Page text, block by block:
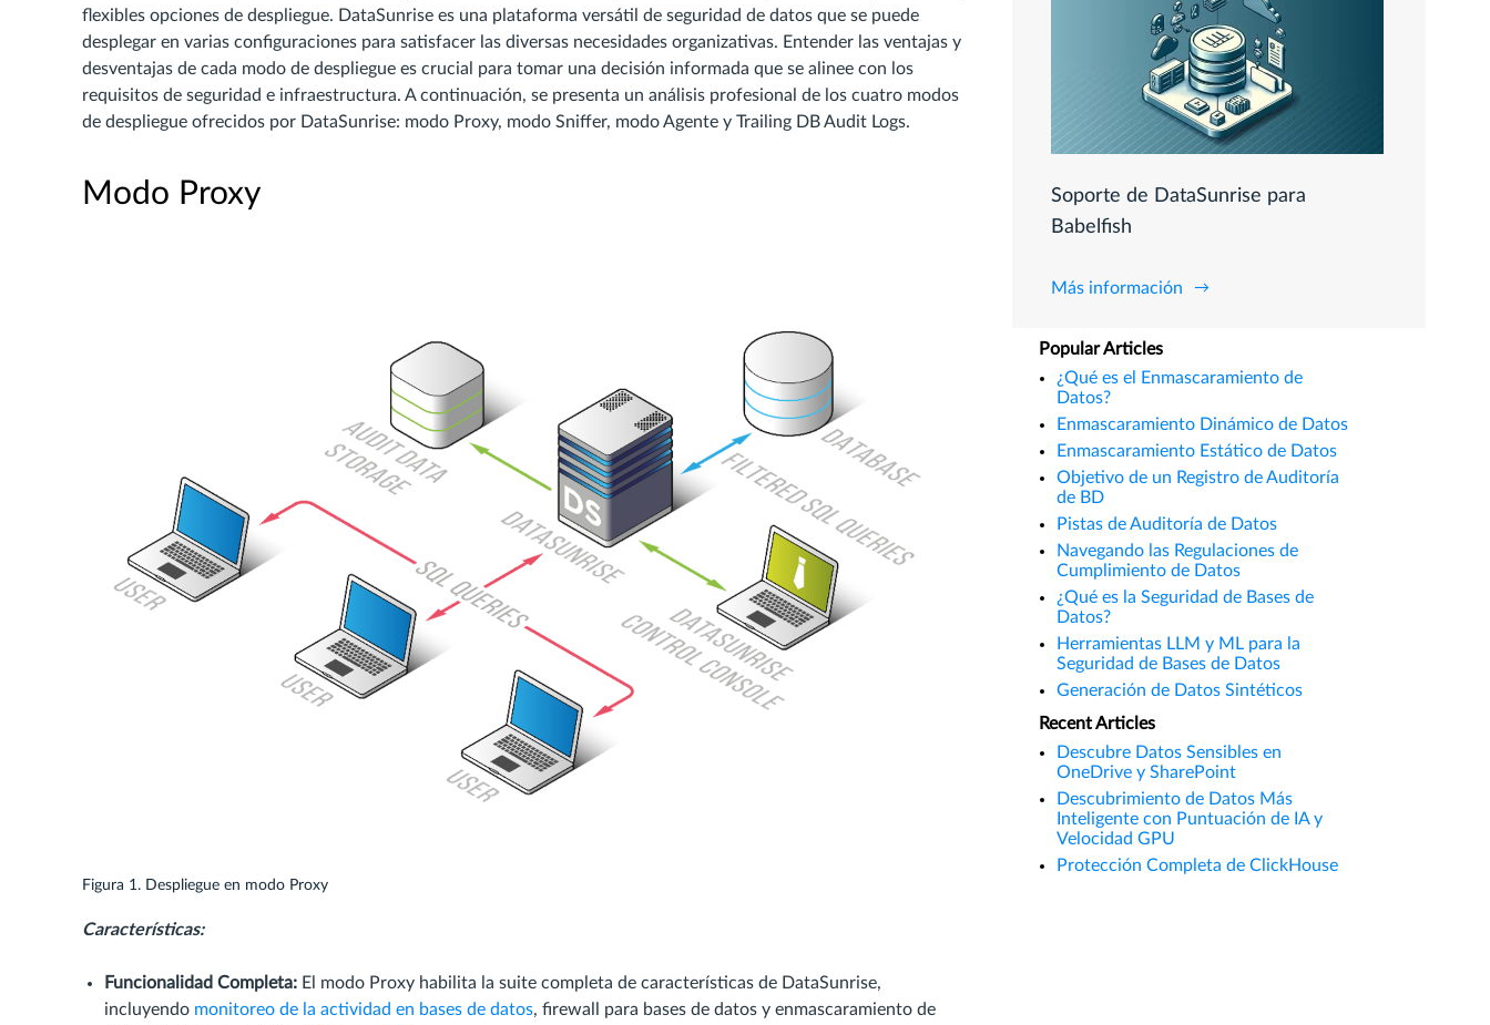
flexibles opciones de despliegue. DataSunrise es una plataforma versátil de seguridad de datos que se puede
desplegar en varias configuraciones para satisfacer las diversas necesidades organizativas. Entender las ventajas y
desventajas de cada modo de despliegue es crucial para tomar una decisión informada que se alinee con los
requisitos de seguridad e infraestructura. A continuación, se presenta un análisis profesional de los cuatro modos
de despliegue ofrecidos por DataSunrise: modo Proxy, modo Sniffer, modo Agente y Trailing DB Audit Logs.
Modo Proxy
Figura 1. Despliegue en modo Proxy
Características:
Funcionalidad Completa: El modo Proxy habilita la suite completa de características de DataSunrise,
incluyendo monitoreo de la actividad en bases de datos, firewall para bases de datos y enmascaramiento de
Soporte de DataSunrise para
Babelfish
Más información
Popular Articles
¿Qué es el Enmascaramiento de
Datos?
Enmascaramiento Dinámico de Datos
Enmascaramiento Estático de Datos
Objetivo de un Registro de Auditoría
de BD
Pistas de Auditoría de Datos
Navegando las Regulaciones de
Cumplimiento de Datos
¿Qué es la Seguridad de Bases de
Datos?
Herramientas LLM y ML para la
Seguridad de Bases de Datos
Generación de Datos Sintéticos
Recent Articles
Descubre Datos Sensibles en
OneDrive y SharePoint
Descubrimiento de Datos Más
Inteligente con Puntuación de IA y
Velocidad GPU
Protección Completa de ClickHouse